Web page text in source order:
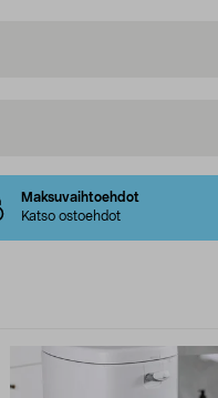
Maksuvaihtoehdot
Katso ostoehdot